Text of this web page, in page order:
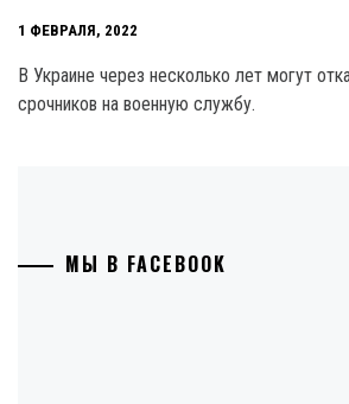
1 ФЕВРАЛЯ, 2022
В Украине через несколько лет могут
срочников на военную службу.
МЫ В FACEBOOK